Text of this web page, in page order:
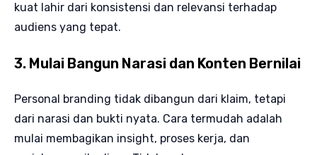
kuat lahir dari konsistensi dan relevansi terhadap
audiens yang tepat.
3. Mulai Bangun Narasi dan Konten Bernilai
Personal branding tidak dibangun dari klaim, tetapi
dari narasi dan bukti nyata. Cara termudah adalah
mulai membagikan insight, proses kerja, dan